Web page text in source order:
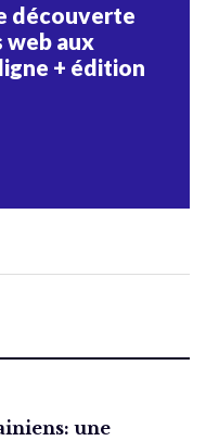
découverte
web aux
+ édition
une